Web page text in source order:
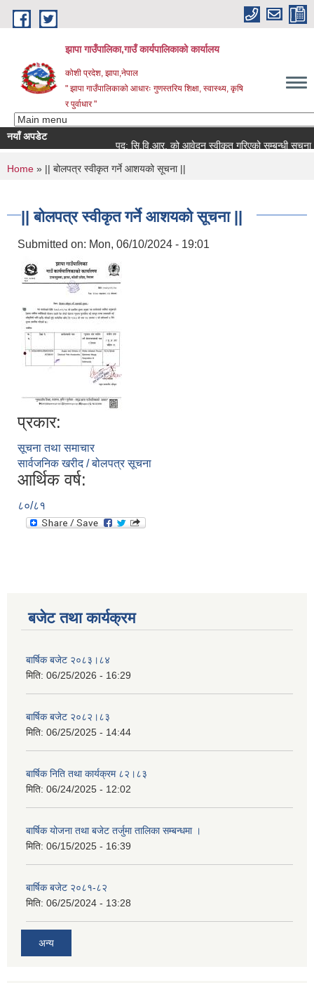
Skip to main content
झापा गाउँपालिका,गाउँ कार्यपालिकाको कार्यालय
कोशी प्रदेश, झापा,नेपाल
" झापा गाउँपालिकाको आधारः गुणस्तरिय शिक्षा, स्वास्थ्य, कृषि
र पुर्वाधार "
नयाँ अपडेट
पद: सि.वि.आर. को आवेदन स्वीकृत गरिएको सम्बन्धी सूचना ।।
You are here
Home » || बोलपत्र स्वीकृत गर्ने आशयको सूचना ||
|| बोलपत्र स्वीकृत गर्ने आशयको सूचना ||
Submitted on: Mon, 06/10/2024 - 19:01
प्रकार:
सूचना तथा समाचार
सार्वजनिक खरीद / बोलपत्र सूचना
आर्थिक वर्ष:
८०/८१
बजेट तथा कार्यक्रम
बार्षिक बजेट २०८३।८४
मिति: 06/25/2026 - 16:29
बार्षिक बजेट २०८२।८३
मिति: 06/25/2025 - 14:44
बार्षिक निति तथा कार्यक्रम ८२।८३
मिति: 06/24/2025 - 12:02
बार्षिक योजना तथा बजेट तर्जुमा तालिका सम्बन्धमा ।
मिति: 06/15/2025 - 16:39
बार्षिक बजेट २०८१-८२
मिति: 06/25/2024 - 13:28
अन्य